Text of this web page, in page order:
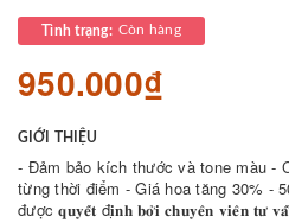
Tình trạng: Còn hàng
950.000₫
GIỚI THIỆU
- Đảm bảo kích thước và tone màu -
từng thời điểm - Giá hoa tăng 30% -
được 𝐪𝐮𝐲𝐞̂́𝐭 đ𝐢̣𝐧𝐡 𝐛𝐨̛̉𝐢 𝐜𝐡𝐮𝐲𝐞̂𝐧 𝐯𝐢𝐞̂𝐧 𝐭𝐮̛